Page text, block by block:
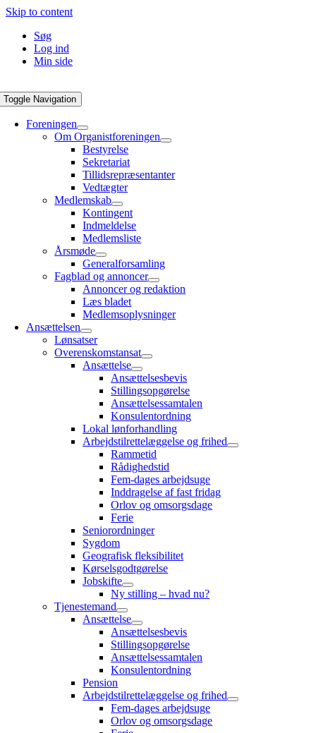
Skip to content
Søg
Log ind
Min side
Toggle Navigation
Foreningen
Om Organistforeningen
Bestyrelse
Sekretariat
Tillidsrepræsentanter
Vedtægter
Medlemskab
Kontingent
Indmeldelse
Medlemsliste
Årsmøde
Generalforsamling
Fagblad og annoncer
Annoncer og redaktion
Læs bladet
Medlemsoplysninger
Ansættelsen
Lønsatser
Overenskomstansat
Ansættelse
Ansættelsesbevis
Stillingsopgørelse
Ansættelsessamtalen
Konsulentordning
Lokal lønforhandling
Arbejdstilrettelæggelse og frihed
Rammetid
Rådighedstid
Fem-dages arbejdsuge
Inddragelse af fast fridag
Orlov og omsorgsdage
Ferie
Seniorordninger
Sygdom
Geografisk fleksibilitet
Kørselsgodtgørelse
Jobskifte
Ny stilling – hvad nu?
Tjenestemand
Ansættelse
Ansættelsesbevis
Stillingsopgørelse
Ansættelsessamtalen
Konsulentordning
Pension
Arbejdstilrettelæggelse og frihed
Fem-dages arbejdsuge
Orlov og omsorgsdage